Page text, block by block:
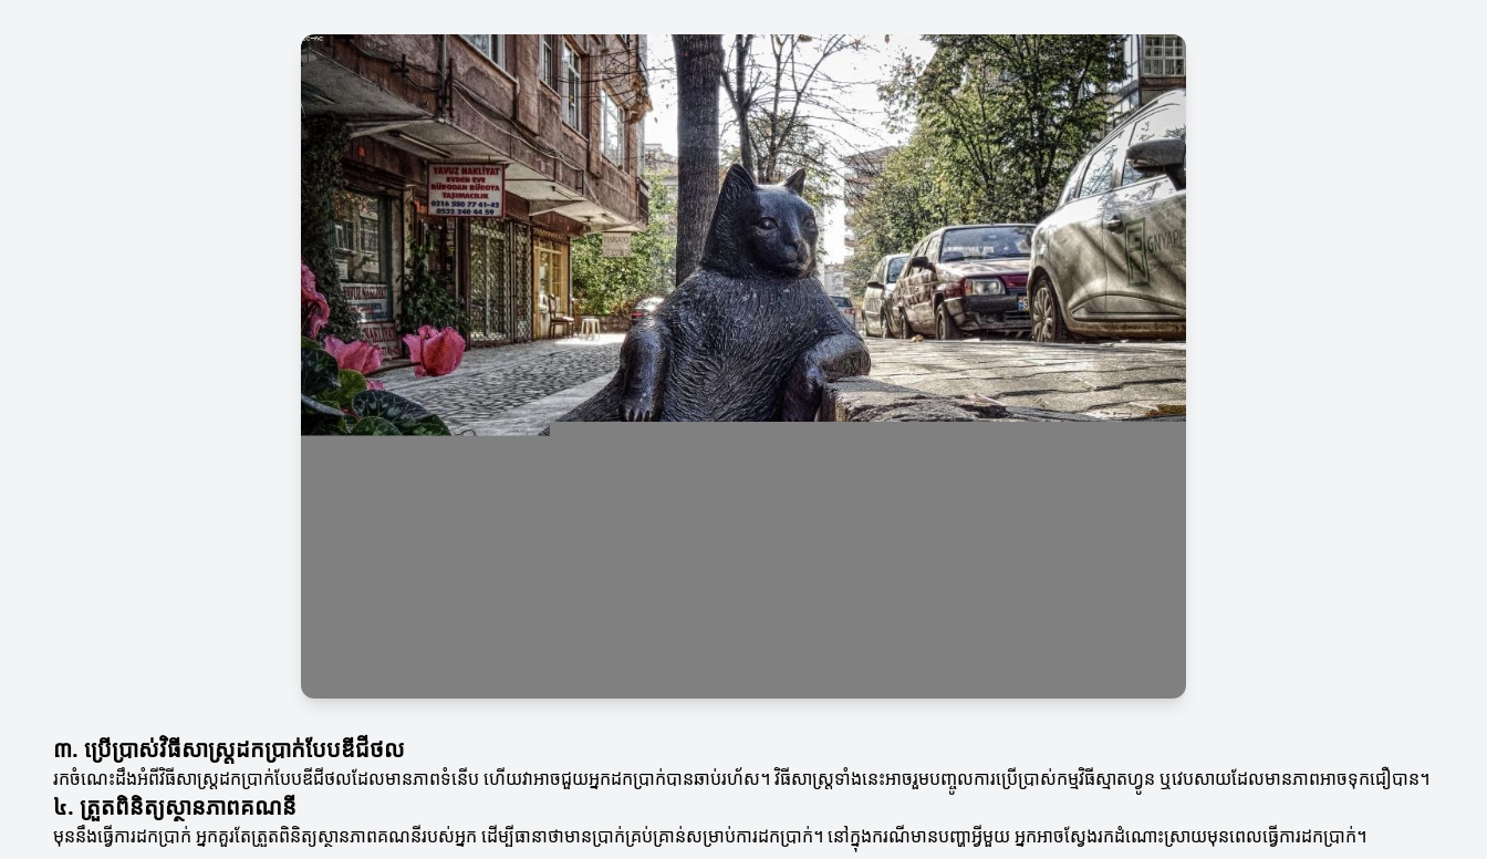
៣. ប្រើប្រាស់វិធីសាស្រ្តដកប្រាក់បែបឌីជីថល
រកចំណេះដឹងអំពីវិធីសាស្រ្តដកប្រាក់បែបឌីជីថលដែលមានភាពទំនើប ហើយវាអាចជួយអ្នកដកប្រាក់បានឆាប់រហ័ស។ វិធីសាស្រ្តទាំងនេះអាចរួមបញ្ចូលការប្រើប្រាស់កម្មវិធីស្មាតហ្វូន ឬវេបសាយដែលមានភាពអាចទុកជឿបាន។
៤. ត្រួតពិនិត្យស្ថានភាពគណនី
មុននឹងធ្វើការដកប្រាក់ អ្នកគួរតែត្រួតពិនិត្យស្ថានភាពគណនីរបស់អ្នក ដើម្បីធានាថាមានប្រាក់គ្រប់គ្រាន់សម្រាប់ការដកប្រាក់។ នៅក្នុងករណីមានបញ្ហាអ្វីមួយ អ្នកអាចស្វែងរកដំណោះស្រាយមុនពេលធ្វើការដកប្រាក់។